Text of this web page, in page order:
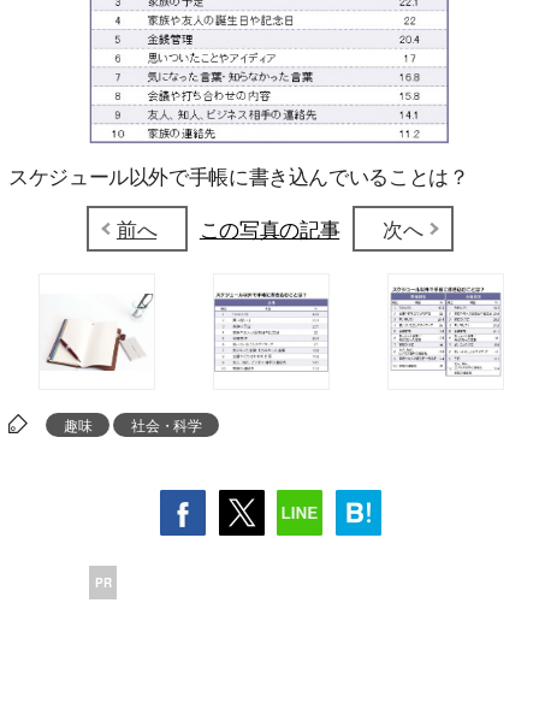
スケジュール以外で手帳に書き込んでいることは？
前へ
この写真の記事 次へ
趣味 社会・科学
PR